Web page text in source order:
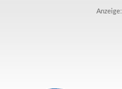
Anzeige: